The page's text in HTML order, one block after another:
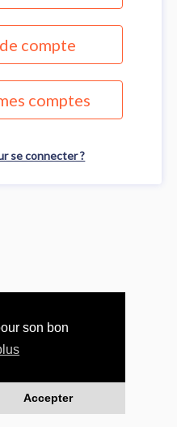
son bon
Accepter
compte
comptes
se connecter ?